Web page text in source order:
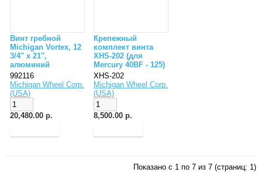
Винт гребной
Michigan Vortex, 12
3/4" x 21",
алюминий
992116
Michigan Wheel Corp.
(USA)
20,480.00 р.
Крепежный
комплект винта
XHS-202 (для
Mercury 40BF - 125)
XHS-202
Michigan Wheel Corp.
(USA)
8,500.00 р.
Показано с 1 по 7 из 7 (страниц: 1)